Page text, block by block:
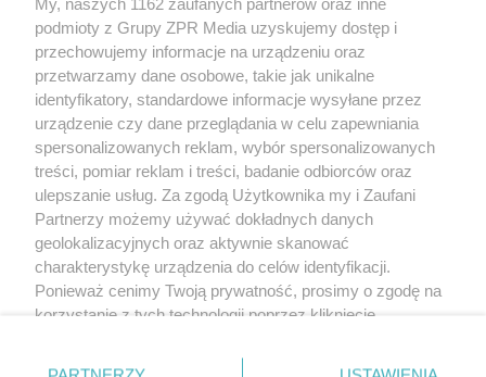
Żaden utwór zamieszczony w serwisie nie może być powielany i
rozpowszechniany lub dalej rozpowszechniany w jakikolwiek sposób (w tym
także elektroniczny lub mechaniczny) na jakimkolwiek polu eksploatacji w
jakiejkolwiek formie, włącznie z umieszczaniem w Internecie bez pisemnej
zgody właściciela praw. Jakiekolwiek użycie lub wykorzystanie utworów w
całości lub w części z naruszeniem prawa, tzn. bez właściwej zgody, jest
zabronione pod groźbą kary i może być ścigane prawnie.
podmioty z Grupy ZPR Media uzyskujemy dostęp i
przechowujemy informacje na urządzeniu oraz
przetwarzamy dane osobowe, takie jak unikalne
identyfikatory, standardowe informacje wysyłane przez
urządzenie czy dane przeglądania w celu zapewniania
spersonalizowanych reklam, wybór spersonalizowanych
treści, pomiar reklam i treści, badanie odbiorców oraz
ulepszanie usług. Za zgodą Użytkownika my i Zaufani
Partnerzy możemy używać dokładnych danych
geolokalizacyjnych oraz aktywnie skanować
charakterystykę urządzenia do celów identyfikacji.
Ponieważ cenimy Twoją prywatność, prosimy o zgodę na
korzystanie z tych technologii poprzez kliknięcie
zmienić/wycofać klikając przycisk ustawień prywatności